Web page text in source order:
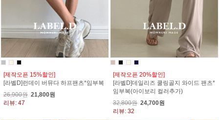
[제작오픈 15%할인]
[라벨D]런데이 버뮤다 하프팬츠*임부복
26,900원 21,800원
리뷰: 47
[제작오픈 20%할인]
[라벨D]데일리즈 쿨링골지 와이드 팬츠*
임부복(아이보리 컬러추가)
32,800원 24,700원
리뷰: 32